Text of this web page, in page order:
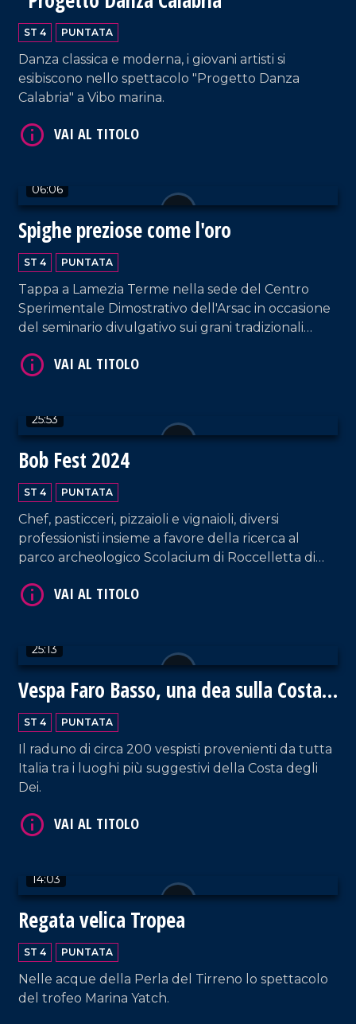
ST 4 PUNTATA
Danza classica e moderna, i giovani artisti si
esibiscono nello spettacolo "Progetto Danza
Calabria" a Vibo marina.
06:06
Spighe preziose come l'oro
ST 4 PUNTATA
Tappa a Lamezia Terme nella sede del Centro
Sperimentale Dimostrativo dell'Arsac in occasione
del seminario divulgativo sui grani tradizionali
25:53
Bob Fest 2024
ST 4 PUNTATA
Chef, pasticceri, pizzaioli e vignaioli, diversi
professionisti insieme a favore della ricerca al
parco archeologico Scolacium di Roccelletta di
25:13
Vespa Faro Basso, una dea sulla Costa
degli Dei
ST 4 PUNTATA
Il raduno di circa 200 vespisti provenienti da tutta
Italia tra i luoghi più suggestivi della Costa degli
Dei.
14:03
Regata velica Tropea
ST 4 PUNTATA
Nelle acque della Perla del Tirreno lo spettacolo
del trofeo Marina Yatch.
VAI AL TITOLO
VAI AL TITOLO
VAI AL TITOLO
VAI AL TITOLO
VAI AL TITOLO